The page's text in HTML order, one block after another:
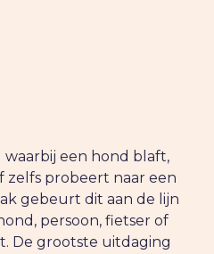
waarbij een hond blaft,
probeert naar een
gebeurt dit aan de lijn
persoon, fietser of
De grootste uitdaging